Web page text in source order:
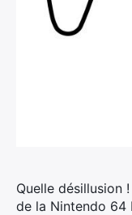
Quelle désillusion
de la Nintendo 64